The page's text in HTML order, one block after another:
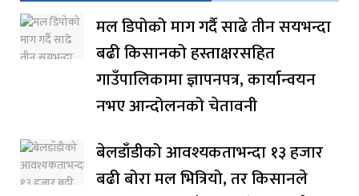
मल डिपोको माग गर्दै साढे तीन सयभन्दा
बढी किसानको हस्ताक्षरसहित
गाउँपालिकामा ज्ञापनपत्र, कार्यान्वयन
नभए आन्दोलनको चेतावनी
बेलडाँडीको आवश्यकताभन्दा १३ हजार
बढी बोरा मल भित्रियो, तर किसानले